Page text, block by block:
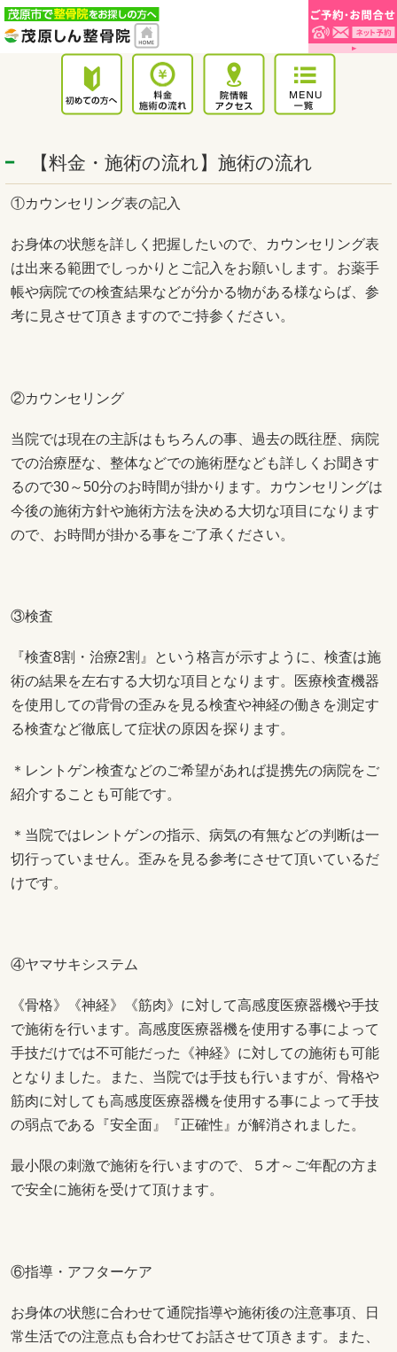
【料金・施術の流れ】施術の流れ
①カウンセリング表の記入
お身体の状態を詳しく把握したいので、カウンセリング表
は出来る範囲でしっかりとご記入をお願いします。お薬手
帳や病院での検査結果などが分かる物がある様ならば、参
考に見させて頂きますのでご持参ください。
②カウンセリング
当院では現在の主訴はもちろんの事、過去の既往歴、病院
での治療歴な、整体などでの施術歴なども詳しくお聞きす
るので30～50分のお時間が掛かります。カウンセリングは
今後の施術方針や施術方法を決める大切な項目になります
ので、お時間が掛かる事をご了承ください。
③検査
『検査8割・治療2割』という格言が示すように、検査は施
術の結果を左右する大切な項目となります。医療検査機器
を使用しての背骨の歪みを見る検査や神経の働きを測定す
る検査など徹底して症状の原因を探ります。
＊レントゲン検査などのご希望があれば提携先の病院をご
紹介することも可能です。
＊当院ではレントゲンの指示、病気の有無などの判断は一
切行っていません。歪みを見る参考にさせて頂いているだ
けです。
④ヤマサキシステム
《骨格》《神経》《筋肉》に対して高感度医療器機や手技
で施術を行います。高感度医療器機を使用する事によって
手技だけでは不可能だった《神経》に対しての施術も可能
となりました。また、当院では手技も行いますが、骨格や
筋肉に対しても高感度医療器機を使用する事によって手技
の弱点である『安全面』『正確性』が解消されました。
最小限の刺激で施術を行いますので、５才～ご年配の方ま
で安全に施術を受けて頂けます。
⑥指導・アフターケア
お身体の状態に合わせて通院指導や施術後の注意事項、日
常生活での注意点も合わせてお話させて頂きます。また、